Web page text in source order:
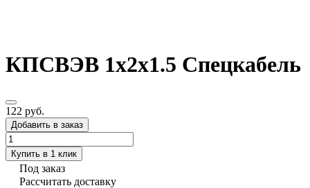
КПСВЭВ 1х2х1.5 Спецкабель
122 руб.
Добавить в заказ
Купить в 1 клик
Под заказ
Рассчитать доставку